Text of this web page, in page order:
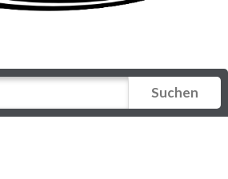
Suchen